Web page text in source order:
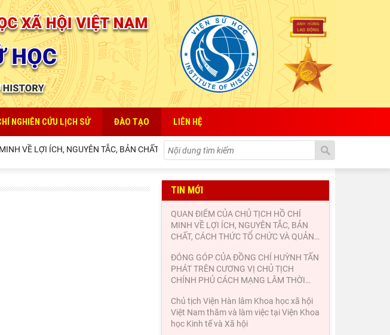
NGHIÊN CỨU LỊCH SỬ ĐÀO TẠO LIÊN HỆ
VỀ LỢI ÍCH, NGUYÊN TẮC, BẢN CHẤT, CÁCH THỨC TỔ CHỨC VÀ QUẢN LÝ CỦA NHÀ NƯỚC ĐỐI VỚI
TIN MỚI
QUAN ĐIỂM CỦA CHỦ TỊCH HỒ CHÍ
MINH VỀ LỢI ÍCH, NGUYÊN TẮC, BẢN
CHẤT, CÁCH THỨC TỔ CHỨC VÀ QUẢN…
ĐÓNG GÓP CỦA ĐỒNG CHÍ HUỲNH TẤN
PHÁT TRÊN CƯƠNG VỊ CHỦ TỊCH
CHÍNH PHỦ CÁCH MẠNG LÂM THỜI…
Chủ tịch Viện Hàn lâm Khoa học xã hội
Việt Nam thăm và làm việc tại Viện Khoa
học Kinh tế và Xã hội